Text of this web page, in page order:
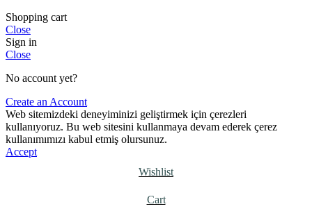
Shopping cart
Close
Sign in
Close
No account yet?
Create an Account
Web sitemizdeki deneyiminizi geliştirmek için çerezleri
kullanıyoruz. Bu web sitesini kullanmaya devam ederek çerez
kullanımımızı kabul etmiş olursunuz.
Accept
Wishlist
Cart